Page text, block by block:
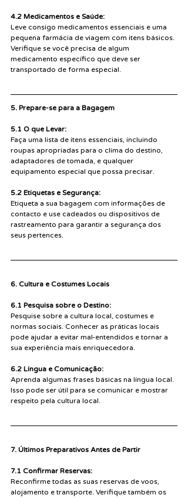
4.2 Medicamentos e Saúde:
Leve consigo medicamentos essenciais e uma
pequena farmácia de viagem com itens básicos.
Verifique se você precisa de algum
medicamento específico que deve ser
transportado de forma especial.
5. Prepare-se para a Bagagem
5.1 O que Levar:
Faça uma lista de itens essenciais, incluindo
roupas apropriadas para o clima do destino,
adaptadores de tomada, e qualquer
equipamento especial que possa precisar.
5.2 Etiquetas e Segurança:
Etiqueta a sua bagagem com informações de
contacto e use cadeados ou dispositivos de
rastreamento para garantir a segurança dos
seus pertences.
6. Cultura e Costumes Locais
6.1 Pesquisa sobre o Destino:
Pesquise sobre a cultura local, costumes e
normas sociais. Conhecer as práticas locais
pode ajudar a evitar mal-entendidos e tornar a
sua experiência mais enriquecedora.
6.2 Língua e Comunicação:
Aprenda algumas frases básicas na língua local.
Isso pode ser útil para se comunicar e mostrar
respeito pela cultura local.
7. Últimos Preparativos Antes de Partir
7.1 Confirmar Reservas:
Reconfirme todas as suas reservas de voos,
alojamento e transporte. Verifique também os